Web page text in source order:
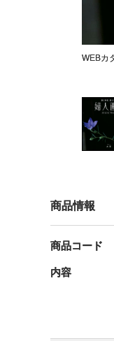
WEBカ
商品情報
商品コード
内容